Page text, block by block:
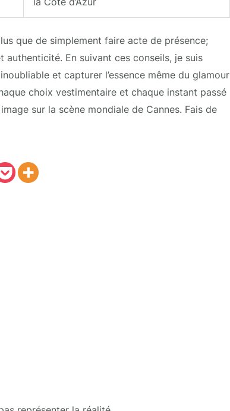
que de simplement faire acte de présence;
authenticité. En suivant ces conseils, je suis
et capturer l’essence même du glamour
choix vestimentaire et chaque instant passé
sur la scène mondiale de Cannes. Fais de